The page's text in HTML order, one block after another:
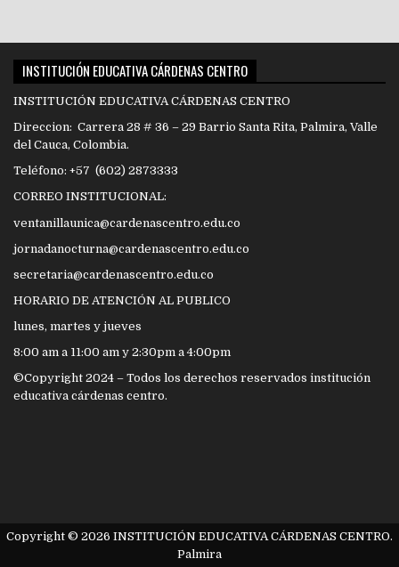
INSTITUCIÓN EDUCATIVA CÁRDENAS CENTRO
INSTITUCIÓN EDUCATIVA CÁRDENAS CENTRO
Direccion: Carrera 28 # 36 – 29 Barrio Santa Rita, Palmira, Valle
del Cauca, Colombia.
Teléfono: +57 (602) 2873333
CORREO INSTITUCIONAL:
ventanillaunica@cardenascentro.edu.co
jornadanocturna@cardenascentro.edu.co
secretaria@cardenascentro.edu.co
HORARIO DE ATENCIÓN AL PUBLICO
lunes, martes y jueves
8:00 am a 11:00 am y 2:30pm a 4:00pm
©Copyright 2024 – Todos los derechos reservados institución
educativa cárdenas centro.
Copyright © 2026 INSTITUCIÓN EDUCATIVA CÁRDENAS CENTRO.
Palmira